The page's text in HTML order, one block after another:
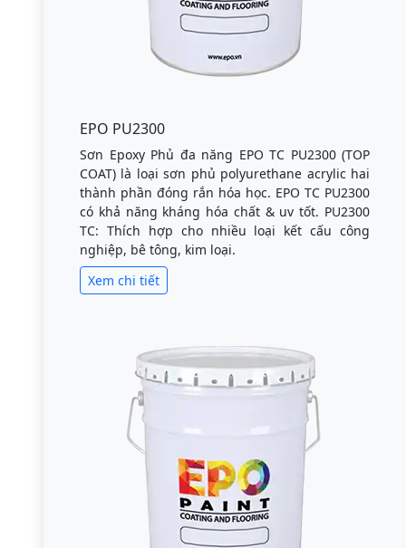
EPO PU2300
Sơn Epoxy Phủ đa năng EPO TC PU2300 (TOP
COAT) là loại sơn phủ polyurethane acrylic hai
thành phần đóng rắn hóa học. EPO TC PU2300
có khả năng kháng hóa chất & uv tốt. PU2300
TC: Thích hợp cho nhiều loại kết cấu công
nghiệp, bê tông, kim loại.
Xem chi tiết